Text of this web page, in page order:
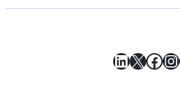
LinkedIn
X